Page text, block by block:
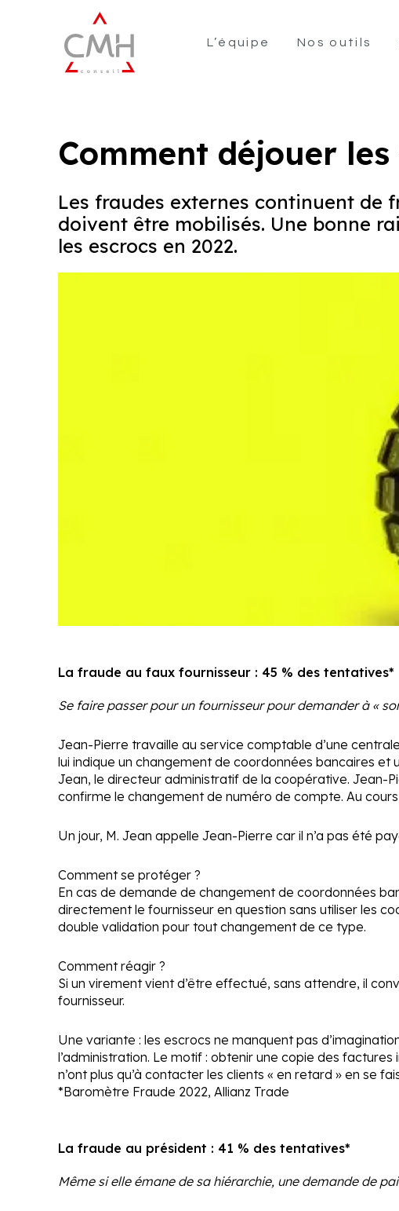
L’équipe Nos outils
Comment déjouer
Les fraudes externes continuent de
doivent être mobilisés. Une bonne
les escrocs en 2022.
La fraude au faux fournisseur : 45 % des tentatives*
Se faire passer pour un fournisseur pour demander à «
Jean-Pierre travaille au service comptable d’une
lui indique un changement de coordonnées bancaires
Jean, le directeur administratif de la coopérative. Jean-
confirme le changement de numéro de compte. Au
Un jour, M. Jean appelle Jean-Pierre car il n’a pas été
Comment se protéger ?
En cas de demande de changement de coordonnées
directement le fournisseur en question sans utiliser les
double validation pour tout changement de ce type.
Comment réagir ?
Si un virement vient d’être effectué, sans attendre, il
fournisseur.
Une variante : les escrocs ne manquent pas
l’administration. Le motif : obtenir une copie des
n’ont plus qu’à contacter les clients « en retard » en se
*Baromètre Fraude 2022, Allianz Trade
La fraude au président : 41 % des tentatives*
Même si elle émane de sa hiérarchie, une demande de